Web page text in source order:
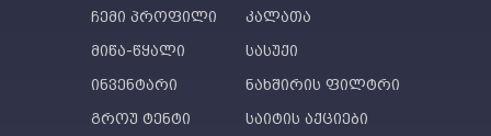
ჩემი პროფილი
კალათა
მიწა-წყალი
სასუქი
ინვენტარი
ნახშირის ფილტრი
გროუ ტენტი
საიტის აქციები